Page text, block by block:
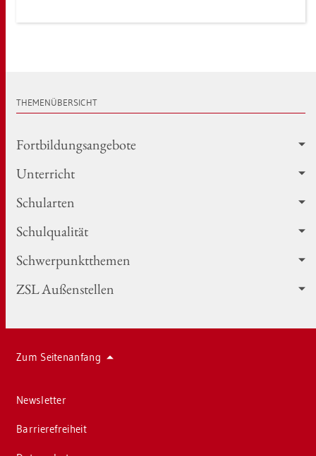
THE­MEN­ÜBER­SICHT
Fort­bil­dungs­an­ge­bo­te
Un­ter­richt
Schul­ar­ten
Schul­qua­li­tät
Schwer­punkt­the­men
ZSL Au­ßen­stel­len
Zum Sei­ten­an­fang
News­let­ter
Bar­rie­re­frei­heit